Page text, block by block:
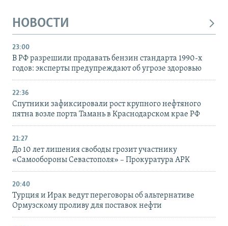
НОВОСТИ
23:00
В РФ разрешили продавать бензин стандарта 1990-х
годов: эксперты предупреждают об угрозе здоровью
22:36
Спутники зафиксировали рост крупного нефтяного
пятна возле порта Тамань в Краснодарском крае РФ
21:27
До 10 лет лишения свободы грозит участнику
«Самообороны Севастополя» – Прокуратура АРК
20:40
Турция и Ирак ведут переговоры об альтернативе
Ормузскому проливу для поставок нефти